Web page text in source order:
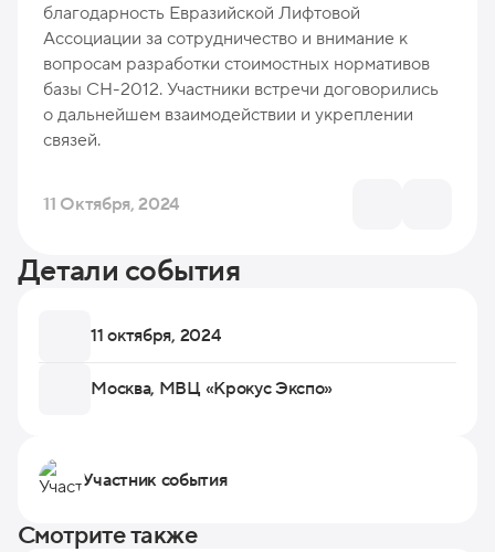
благодарность Евразийской Лифтовой
Ассоциации за сотрудничество и внимание к
вопросам разработки стоимостных нормативов
базы СН-2012. Участники встречи договорились
о дальнейшем взаимодействии и укреплении
связей.
11 Октября, 2024
Детали события
11 октября, 2024
Москва, МВЦ «Крокус Экспо»
Участник события
Смотрите также